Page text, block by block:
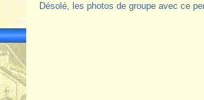
Désolé, les photos de groupe avec ce